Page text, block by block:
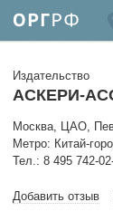
Издательство
АСКЕРИ-
Москва, ЦАО,
Метро: Китай-
Тел.: 8 495 742-
Добавить отзыв